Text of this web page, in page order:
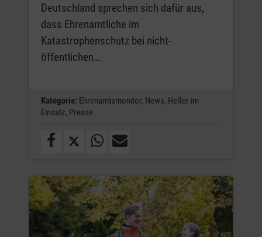
Deutschland sprechen sich dafür aus,
dass Ehrenamtliche im
Katastrophenschutz bei nicht-
öffentlichen…
Kategorie: Ehrenamtsmonitor, News, Helfer im
Einsatz, Presse